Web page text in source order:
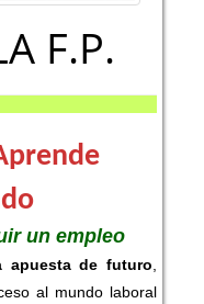
F.P.
un empleo
apuesta de futuro
al mundo laboral